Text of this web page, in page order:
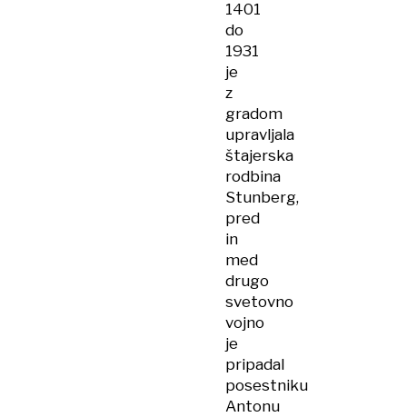
1401
do
1931
je
z
gradom
upravljala
štajerska
rodbina
Stunberg,
pred
in
med
drugo
svetovno
vojno
je
pripadal
posestniku
Antonu